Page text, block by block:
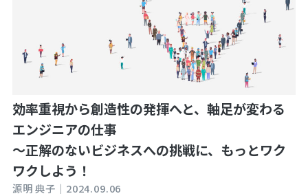
効率重視から創造性の発揮へと、軸足が変わる
エンジニアの仕事
～正解のないビジネスへの挑戦に、もっとワク
ワクしよう！
源明 典子｜ 2024.09.06